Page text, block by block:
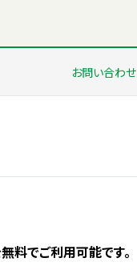
お問い合わせ
無料でご利用可能です。